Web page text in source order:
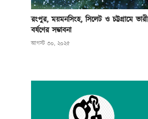
রংপুর, ময়মনসিংহ, সিলেট ও চট্টগ্রামে ভারী
বর্ষণের সম্ভাবনা
আগস্ট ৩০, ২০২৫